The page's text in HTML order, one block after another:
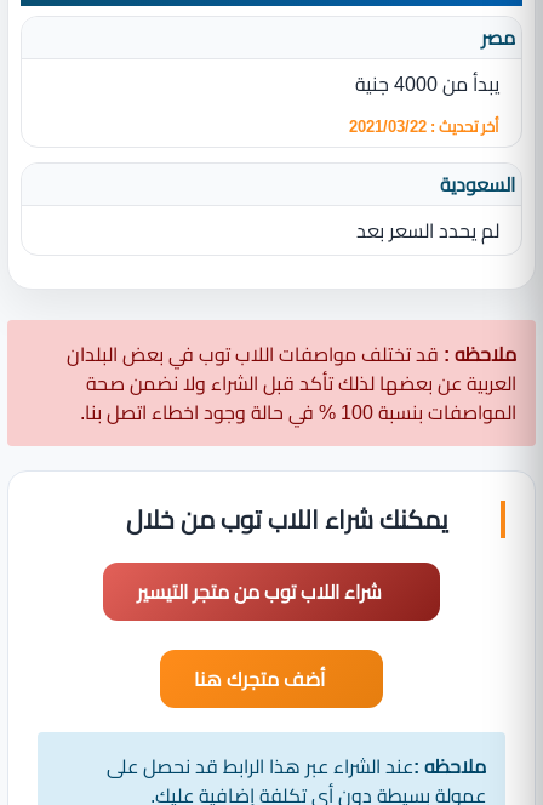
مصر
يبدأ من 4000 جنية
أخر تحديث : 2021/03/22
السعودية
لم يحدد السعر بعد
ملاحظه : قد تختلف مواصفات اللاب توب في بعض البلدان
العربية عن بعضها لذلك تأكد قبل الشراء ولا نضمن صحة
المواصفات بنسبة 100 % في حالة وجود اخطاء اتصل بنا.
يمكنك شراء اللاب توب من خلال
شراء اللاب توب من متجر التيسير
أضف متجرك هنا
ملاحظه :عند الشراء عبر هذا الرابط قد نحصل على
عمولة بسيطة دون أي تكلفة إضافية عليك.